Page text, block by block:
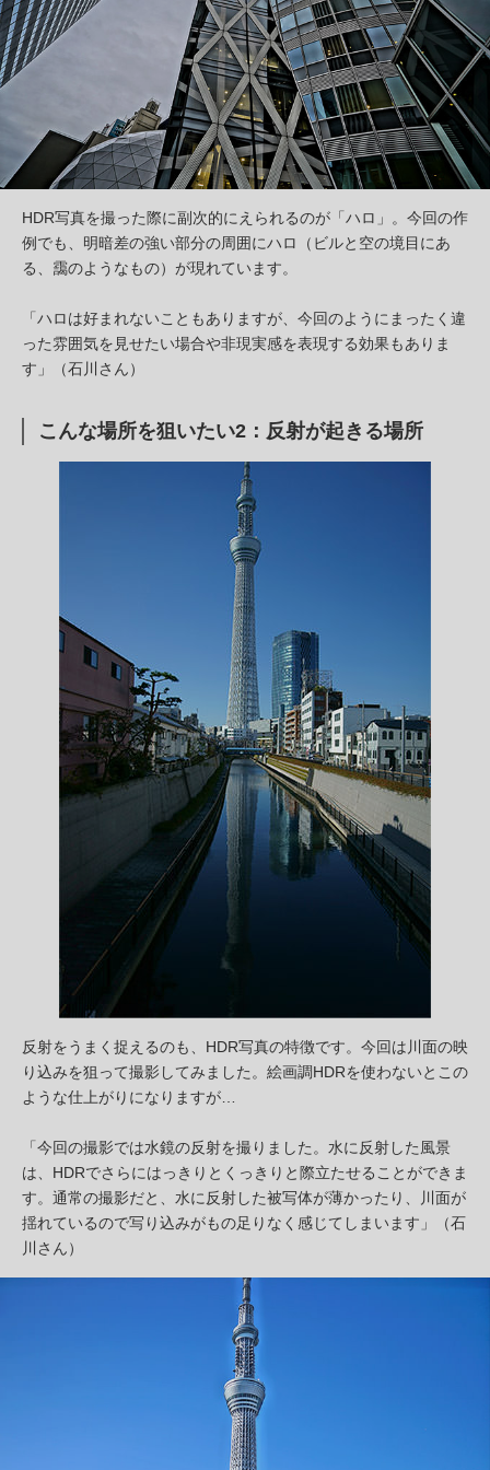
HDR写真を撮った際に副次的にえられるのが「ハロ」。今回の作
例でも、明暗差の強い部分の周囲にハロ（ビルと空の境目にあ
る、靄のようなもの）が現れています。
「ハロは好まれないこともありますが、今回のようにまったく違
った雰囲気を見せたい場合や非現実感を表現する効果もありま
す」（石川さん）
こんな場所を狙いたい2：反射が起きる場所
反射をうまく捉えるのも、HDR写真の特徴です。今回は川面の映
り込みを狙って撮影してみました。絵画調HDRを使わないとこの
ような仕上がりになりますが…
「今回の撮影では水鏡の反射を撮りました。水に反射した風景
は、HDRでさらにはっきりとくっきりと際立たせることができま
す。通常の撮影だと、水に反射した被写体が薄かったり、川面が
揺れているので写り込みがもの足りなく感じてしまいます」（石
川さん）